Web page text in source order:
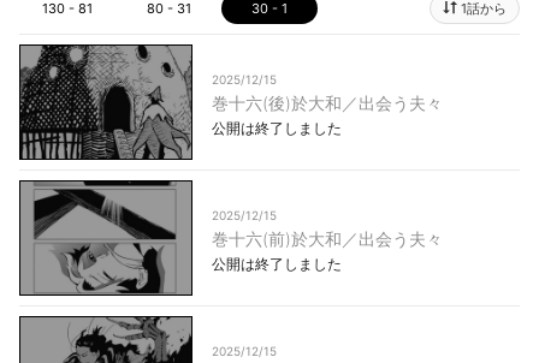
130 - 81 80 - 31 30 - 1 1話から
2025/12/15
巻十六(後)於大和／出会う夫々
公開は終了しました
2025/12/15
巻十六(前)於大和／出会う夫々
公開は終了しました
2025/12/15